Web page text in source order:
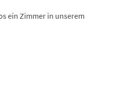
ein Zimmer in unserem